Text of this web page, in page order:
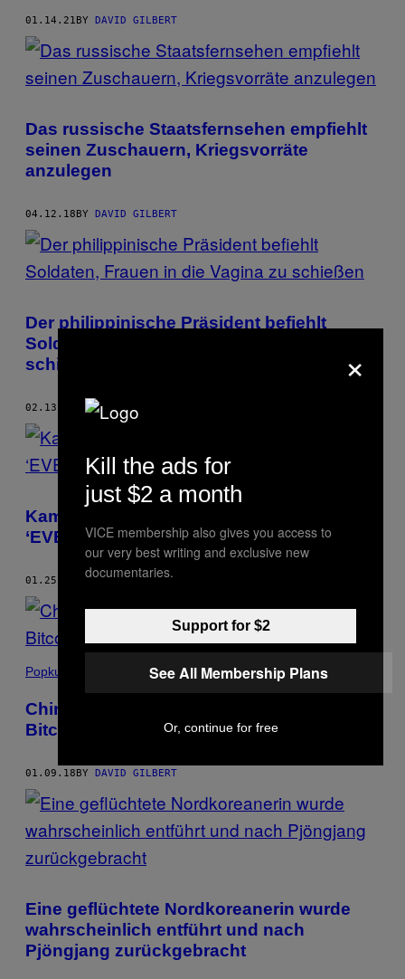
01.14.21BY DAVID GILBERT
Das russische Staatsfernsehen empfiehlt
seinen Zuschauern, Kriegsvorräte
anzulegen
04.12.18BY DAVID GILBERT
Der philippinische Präsident befiehlt
Soldaten, Frauen in die Vagina zu
schießen
02.13.18 BYDAVID GILBERT
Kampf im All: Tausende Gamer haben in
‘EVE Online’ eine Million Dollar riskiert
01.25.18 BYDAVID GILBERT
Popkultur
China will einen Großteil der weltweiten
Bitcoin-Minen abschalten
01.09.18BY DAVID GILBERT
Eine geflüchtete Nordkoreanerin wurde
wahrscheinlich entführt und nach
Pjöngjang zurückgebracht
×
Kill the ads for
just $2 a month
VICE membership also gives you access to
our very best writing and exclusive new
documentaries.
Support for $2
See All Membership Plans
Or, continue for free